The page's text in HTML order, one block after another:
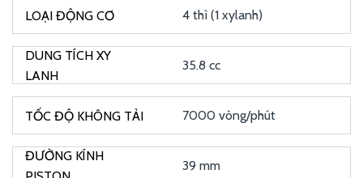
4 thì (1 xylanh)
35.8 cc
7000 vòng/phút
39 mm